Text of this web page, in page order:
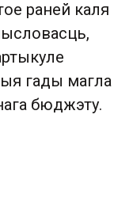
раней каля
гады магла
бюджэту.